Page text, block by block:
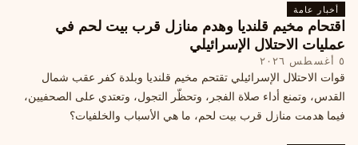
أخبار عامة
اقتحام مخيم قلنديا وهدم منازل قرب بيت لحم في
عمليات الاحتلال الإسرائيلي
٥ أغسطس ٢٠٢٦
قوات الاحتلال الإسرائيلي تقتحم مخيم قلنديا وبلدة كفر عقب شمال
القدس، وتمنع أداء صلاة الفجر، وتحظّر التجول، وتعتدي على الصحفيين،
فيما هدمت منازل قرب بيت لحم، ما هي الأسباب والخلفيات؟